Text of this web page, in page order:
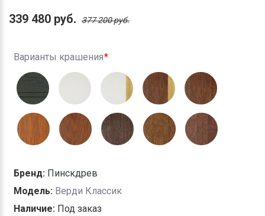
339 480 руб. 377 200 руб.
Варианты крашения
Бренд: Пинскдрев
Модель: Верди Классик
Наличие: Под заказ